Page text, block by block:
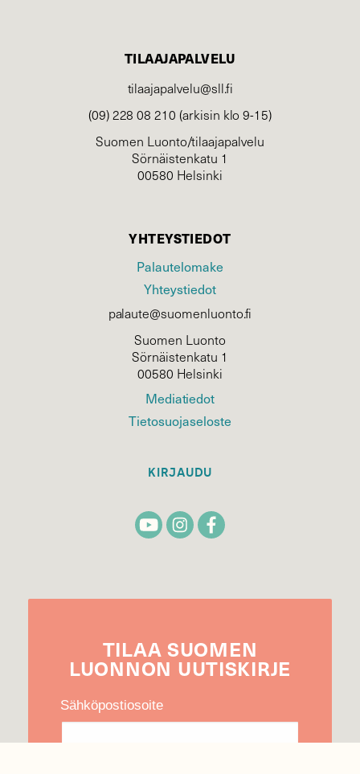
TILAAJAPALVELU
tilaajapalvelu@sll.fi
(09) 228 08 210 (arkisin klo 9-15)
Suomen Luonto/tilaajapalvelu
Sörnäistenkatu 1
00580 Helsinki
YHTEYSTIEDOT
Palautelomake
Yhteystiedot
palaute@suomenluonto.fi
Suomen Luonto
Sörnäistenkatu 1
00580 Helsinki
Mediatiedot
Tietosuojaseloste
KIRJAUDU
TILAA SUOMEN
LUONNON UUTIS­KIRJE
Sähköpostiosoite